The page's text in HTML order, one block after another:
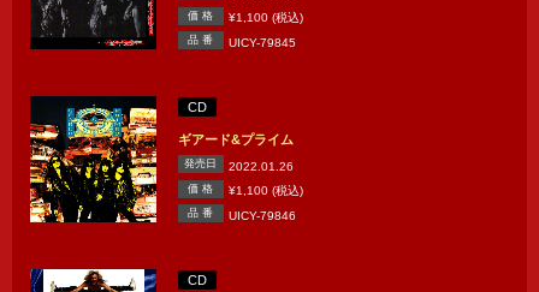
価 格 ¥1,100 (税込)
品 番 UICY-79845
CD
ギアード&プライム
発売日 2022.01.26
価 格 ¥1,100 (税込)
品 番 UICY-79846
CD